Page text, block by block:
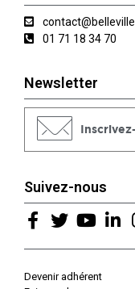
01 71 18 34 70
Newsletter
Suivez-nous
Devenir adhérent